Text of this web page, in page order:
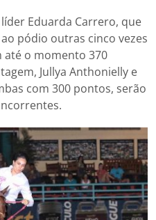
Eduarda Carrero, que
pódio outras cinco vezes
até o momento 370
Jullya Anthonielly e
com 300 pontos, serão